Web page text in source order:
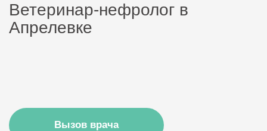
Ветеринар-нефролог в
Апрелевке
Вызов врача